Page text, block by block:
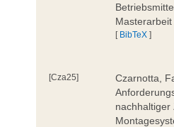
[ BibTeX ]
[Cza25]
Czarnotta,
nachhaltiger